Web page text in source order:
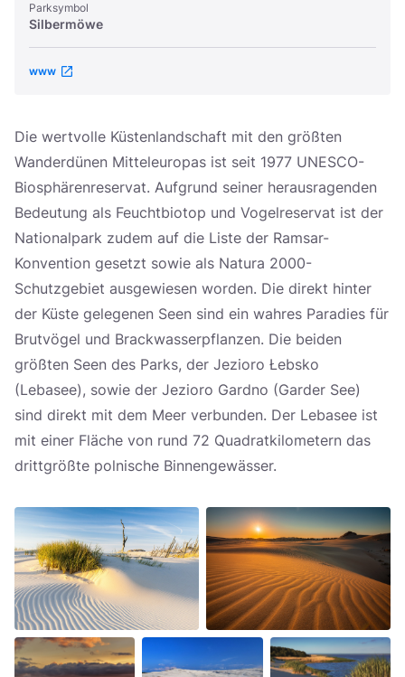
Parksymbol
Silbermöwe
www
Die wertvolle Küstenlandschaft mit den größten
Wanderdünen Mitteleuropas ist seit 1977 UNESCO-
Biosphärenreservat. Aufgrund seiner herausragenden
Bedeutung als Feuchtbiotop und Vogelreservat ist der
Nationalpark zudem auf die Liste der Ramsar-
Konvention gesetzt sowie als Natura 2000-
Schutzgebiet ausgewiesen worden. Die direkt hinter
der Küste gelegenen Seen sind ein wahres Paradies für
Brutvögel und Brackwasserpflanzen. Die beiden
größten Seen des Parks, der Jezioro Łebsko
(Lebasee), sowie der Jezioro Gardno (Garder See)
sind direkt mit dem Meer verbunden. Der Lebasee ist
mit einer Fläche von rund 72 Quadratkilometern das
drittgrößte polnische Binnengewässer.